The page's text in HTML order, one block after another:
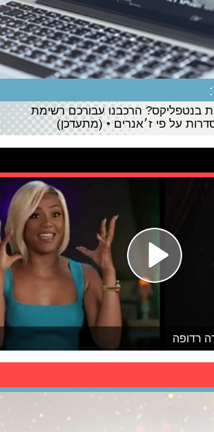
בנטפליקס? הרכבנו עבורכם רשימת
על פי ז׳אנרים • (מתעדכן)
רדופה